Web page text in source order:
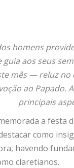
homens
aos seus
mês — reluz
ao Papado.
principais
a festa
como
havendo
claretianos.